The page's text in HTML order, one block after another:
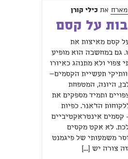
מארח את כילי קורן
על קסם
קסם מאיצות את
גם במחשבה הוא מופיע
צפוי ולא מתנהג כאיורו
תעשיית הקסמים—
היונה, המטפחת
ותמיד מספקים את
הז'אנר. כפיות
קסמים אינטראקטיביים
לא אקט מקסים
משמעותי של פיגמנט
צורה יש […]